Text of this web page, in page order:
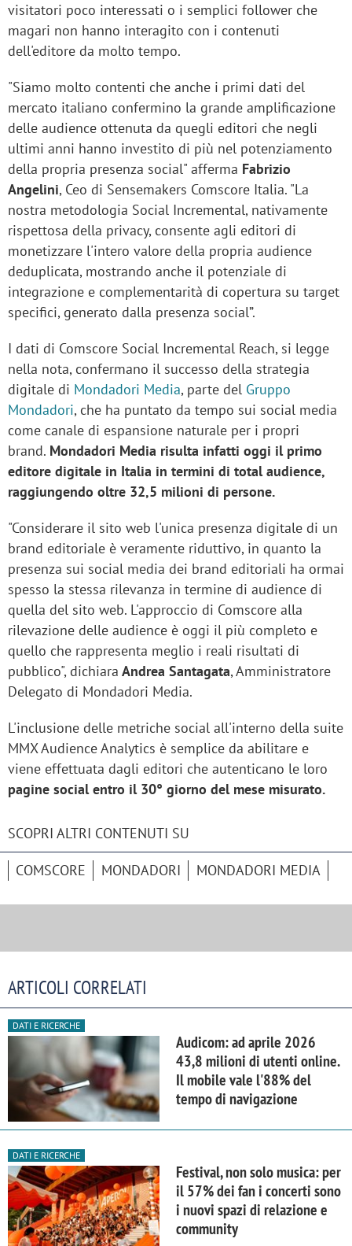
visitatori poco interessati o i semplici follower che
magari non hanno interagito con i contenuti
dell'editore da molto tempo.
"Siamo molto contenti che anche i primi dati del
mercato italiano confermino la grande amplificazione
delle audience ottenuta da quegli editori che negli
ultimi anni hanno investito di più nel potenziamento
della propria presenza social" afferma Fabrizio
Angelini, Ceo di Sensemakers Comscore Italia. "La
nostra metodologia Social Incremental, nativamente
rispettosa della privacy, consente agli editori di
monetizzare l'intero valore della propria audience
deduplicata, mostrando anche il potenziale di
integrazione e complementarità di copertura su target
specifici, generato dalla presenza social”.
I dati di Comscore Social Incremental Reach, si legge
nella nota, confermano il successo della strategia
digitale di Mondadori Media, parte del Gruppo
Mondadori, che ha puntato da tempo sui social media
come canale di espansione naturale per i propri
brand. Mondadori Media risulta infatti oggi il primo
editore digitale in Italia in termini di total audience,
raggiungendo oltre 32,5 milioni di persone.
"Considerare il sito web l'unica presenza digitale di un
brand editoriale è veramente riduttivo, in quanto la
presenza sui social media dei brand editoriali ha ormai
spesso la stessa rilevanza in termine di audience di
quella del sito web. L'approccio di Comscore alla
rilevazione delle audience è oggi il più completo e
quello che rappresenta meglio i reali risultati di
pubblico", dichiara Andrea Santagata, Amministratore
Delegato di Mondadori Media.
L'inclusione delle metriche social all'interno della suite
MMX Audience Analytics è semplice da abilitare e
viene effettuata dagli editori che autenticano le loro
pagine social entro il 30° giorno del mese misurato.
SCOPRI ALTRI CONTENUTI SU
COMSCORE MONDADORI MONDADORI MEDIA
ARTICOLI CORRELATI
DATI E RICERCHE
Audicom: ad aprile 2026
43,8 milioni di utenti online.
Il mobile vale l'88% del
tempo di navigazione
DATI E RICERCHE
Festival, non solo musica: per
il 57% dei fan i concerti sono
i nuovi spazi di relazione e
community